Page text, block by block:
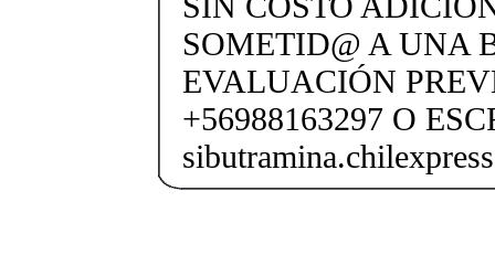
SOMETID@ A UNA
EVALUACIÓN
+56988163297 O